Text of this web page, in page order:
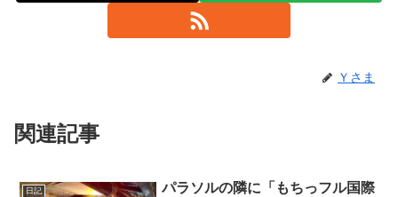
Ｙさま
関連記事
日記
パラソルの隣に「もちっフル国際